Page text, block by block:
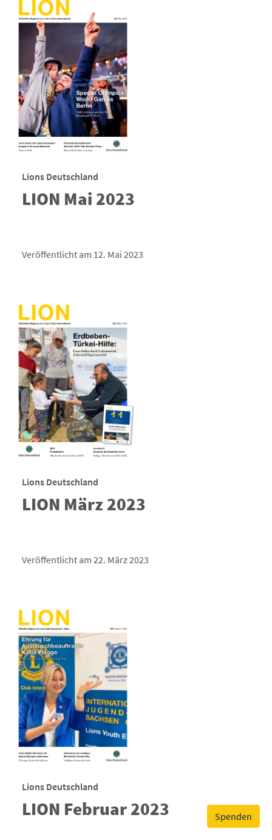
Spenden
Lions Deutschland
LION Mai 2023
Veröffentlicht am 12. Mai 2023
Lions Deutschland
LION März 2023
Veröffentlicht am 22. März 2023
Lions Deutschland
LION Februar 2023